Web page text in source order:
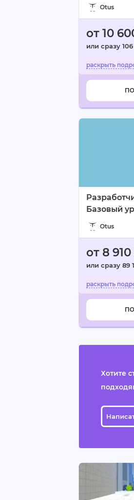
Otus
от 10
или сразу
Базовый
Otus
от 8
или сразу 89
Хотите